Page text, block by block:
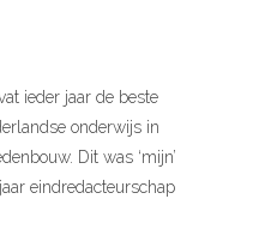
ieder jaar de beste
onderwijs in
Dit was ‘mijn’
eindredacteurschap